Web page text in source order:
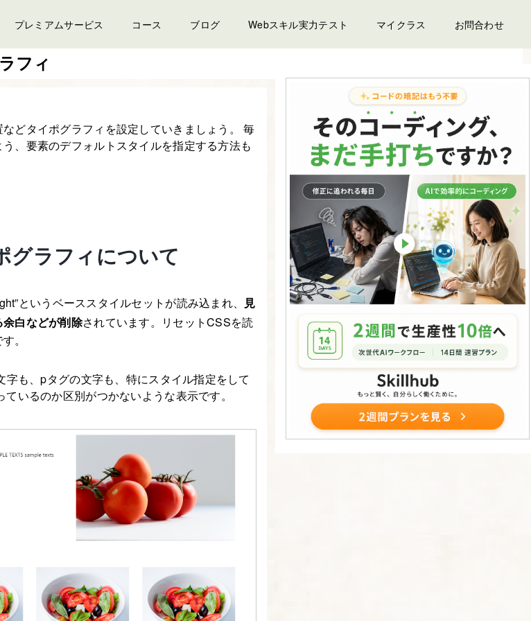
プレミアムサービス コース ブログ Webスキル実力テスト マイクラス お問合わせ
フィ
どタイポグラフィを設定していきましょう。 毎
、要素のデフォルトスタイルを指定する方法も
グラフィについて
というベーススタイルセットが読み込まれ、
見
白などが削除されています。リセットCSSを読
。
も、pタグの文字も、特にスタイル指定をして
いるのか区別がつかないような表示です。